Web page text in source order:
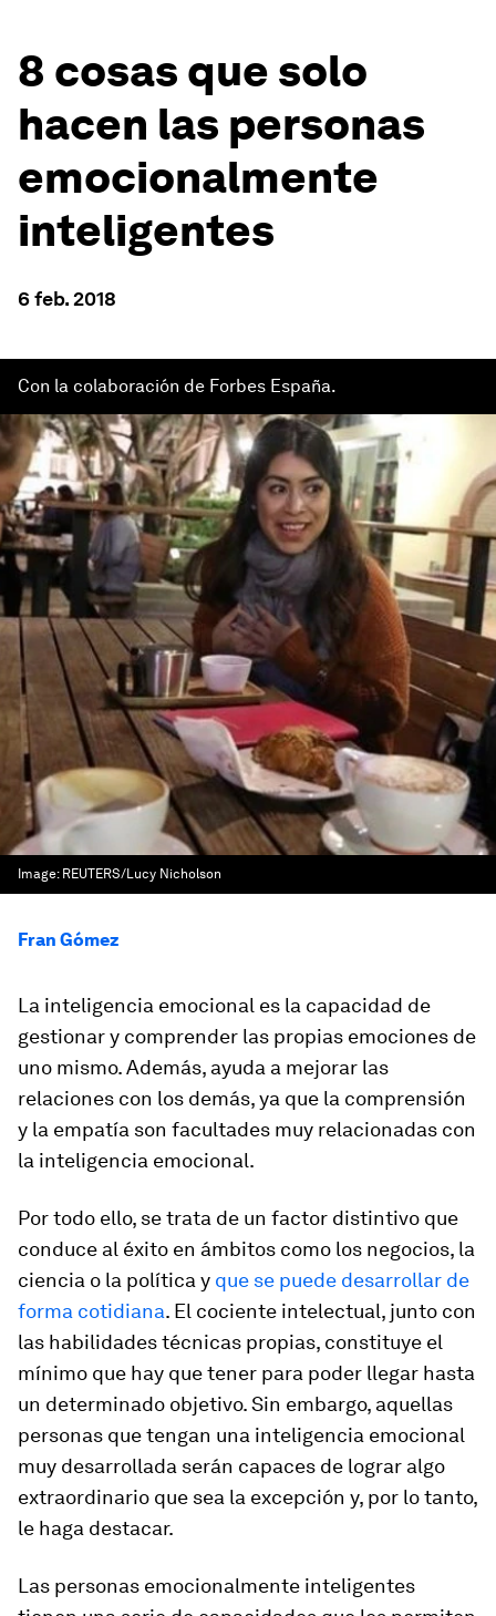
8 cosas que solo
hacen las personas
emocionalmente
inteligentes
6 feb. 2018
Con la colaboración de Forbes España.
Image: REUTERS/Lucy Nicholson
Fran Gómez
La inteligencia emocional es la capacidad de
gestionar y comprender las propias emociones de
uno mismo. Además, ayuda a mejorar las
relaciones con los demás, ya que la comprensión
y la empatía son facultades muy relacionadas con
la inteligencia emocional.
Por todo ello, se trata de un factor distintivo que
conduce al éxito en ámbitos como los negocios, la
ciencia o la política y que se puede desarrollar de
forma cotidiana. El cociente intelectual, junto con
las habilidades técnicas propias, constituye el
mínimo que hay que tener para poder llegar hasta
un determinado objetivo. Sin embargo, aquellas
personas que tengan una inteligencia emocional
muy desarrollada serán capaces de lograr algo
extraordinario que sea la excepción y, por lo tanto,
le haga destacar.
Las personas emocionalmente inteligentes